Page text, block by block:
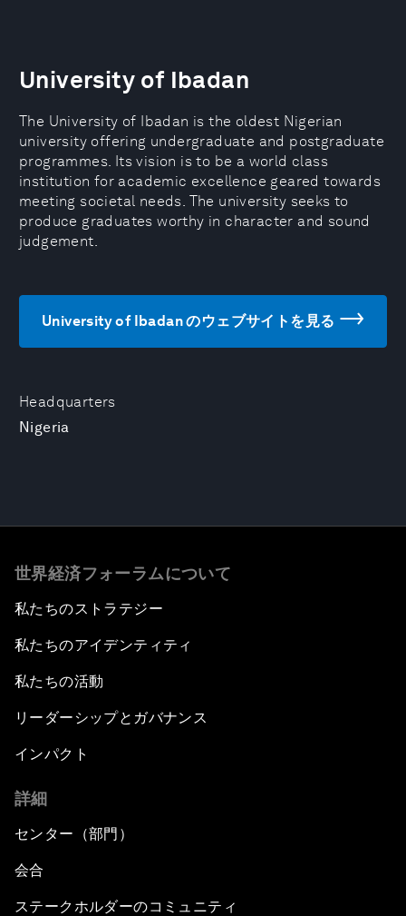
Headquarters
Nigeria
University of Ibadan
The University of Ibadan is the oldest Nigerian
university offering undergraduate and postgraduate
programmes. Its vision is to be a world class
institution for academic excellence geared towards
meeting societal needs. The university seeks to
produce graduates worthy in character and sound
judgement.
University of Ibadan のウェブサイトを見る
世界経済フォーラムについて
私たちのストラテジー
私たちのアイデンティティ
私たちの活動
リーダーシップとガバナンス
インパクト
詳細
センター（部門）
会合
ステークホルダーのコミュニティ